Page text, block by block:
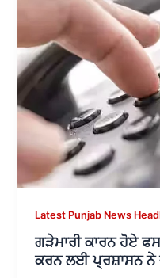
Latest Punjab News
ਗੜੇਮਾਰੀ ਕਾਰਨ ਹੋਏ
ਕਰਨ ਲਈ ਪ੍ਰਸ਼ਾਸਨ ਨੇ